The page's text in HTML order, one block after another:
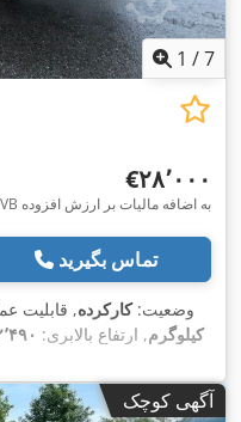
1 /7
‎€۲۸٬۰۰۰
VB به اضافه مالیات بر ارزش افزوده
تماس بگیرید
وضعیت:کارکرده, قابلیت
کیلوگرم, ارتفاع بالابری: ۲٬۴۹۰
Motor , عرض ساخت:
آگهی کوچک